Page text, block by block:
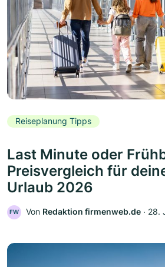
Reiseplanung Tipps
Last Minute oder
Preisvergleich für
Urlaub 2026
FW Von Redaktion firmenweb.de ‧ 28.